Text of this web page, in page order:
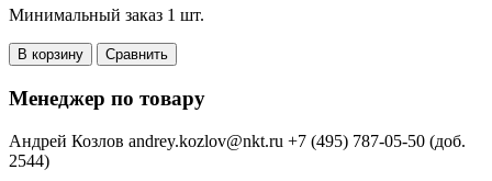
Минимальный заказ 1 шт.
В корзину Сравнить
Менеджер по товару
Андрей Козлов andrey.kozlov@nkt.ru +7 (495) 787-05-50 (доб.
2544)